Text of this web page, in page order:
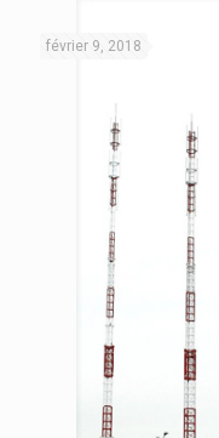
février 9, 2018